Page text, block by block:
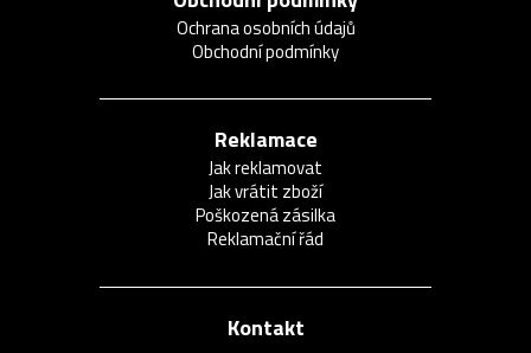
Ochrana osobních údajů
Obchodní podmínky
Reklamace
Jak reklamovat
Jak vrátit zboží
Poškozená zásilka
Reklamační řád
Kontakt